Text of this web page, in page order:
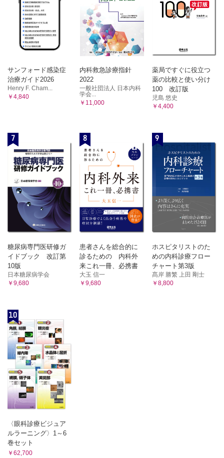
サンフォード感染症
治療ガイド2026
Henry F. Cham...
￥4,840
内科救急診療指針
2022
一般社団法人 日本内科
学会...
￥11,000
薬局ですぐに役立つ
薬の比較と使い分け
100 改訂版
児島 悠史
￥4,400
7
糖尿病専門医研修ガ
イドブック 改訂第
10版
日本糖尿病学会
￥9,680
8
患者さんを総合的に
診るための 内科外
来これ一冊、必携書
大玉 信一
￥9,680
9
ホスピタリストのた
めの内科診療フロー
チャート第3版
髙岸 勝繁 上田 剛士
￥8,800
10
〈眼科診療ビジュア
ルラーニング〉1～6
巻セット
￥62,700